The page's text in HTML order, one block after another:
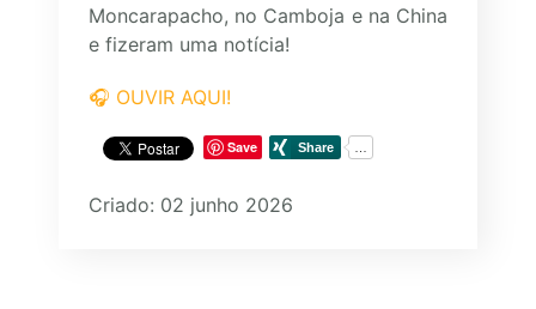
Moncarapacho, no Camboja e na China
e fizeram uma notícia!
🎧 OUVIR AQUI!
Save
Criado: 02 junho 2026